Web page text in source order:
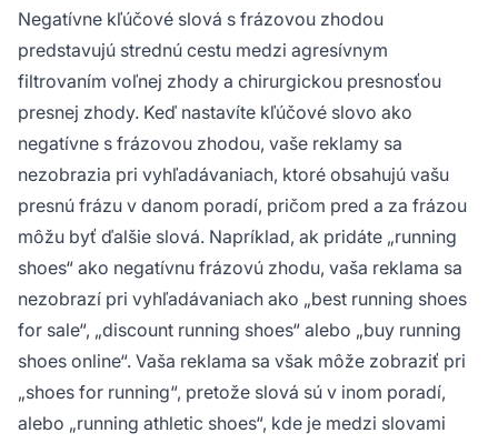
Negatívne kľúčové slová s frázovou zhodou
predstavujú strednú cestu medzi agresívnym
filtrovaním voľnej zhody a chirurgickou presnosťou
presnej zhody. Keď nastavíte kľúčové slovo ako
negatívne s frázovou zhodou, vaše reklamy sa
nezobrazia pri vyhľadávaniach, ktoré obsahujú vašu
presnú frázu v danom poradí, pričom pred a za frázou
môžu byť ďalšie slová. Napríklad, ak pridáte „running
shoes“ ako negatívnu frázovú zhodu, vaša reklama sa
nezobrazí pri vyhľadávaniach ako „best running shoes
for sale“, „discount running shoes“ alebo „buy running
shoes online“. Vaša reklama sa však môže zobraziť pri
„shoes for running“, pretože slová sú v inom poradí,
alebo „running athletic shoes“, kde je medzi slovami